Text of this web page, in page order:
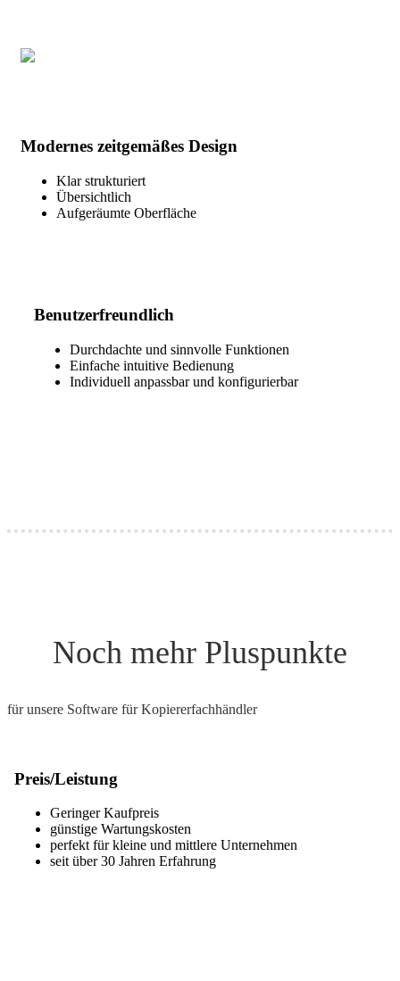
Modernes zeitgemäßes Design
Klar strukturiert
Übersichtlich
Aufgeräumte Oberfläche
Benutzerfreundlich
Durchdachte und sinnvolle Funktionen
Einfache intuitive Bedienung
Individuell anpassbar und konfigurierbar
Noch mehr Pluspunkte
für unsere Software für Kopiererfachhändler
Preis/Leistung
Geringer Kaufpreis
günstige Wartungskosten
perfekt für kleine und mittlere Unternehmen
seit über 30 Jahren Erfahrung